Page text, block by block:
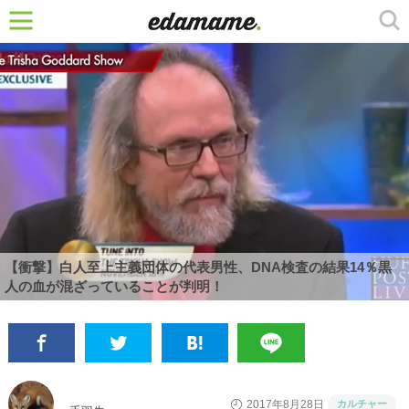
【衝撃】白人至上主義団体の代表男性、DNA検査の結果14％黒
人の血が混ざっていることが判明！
2017年8月28日 カルチャー